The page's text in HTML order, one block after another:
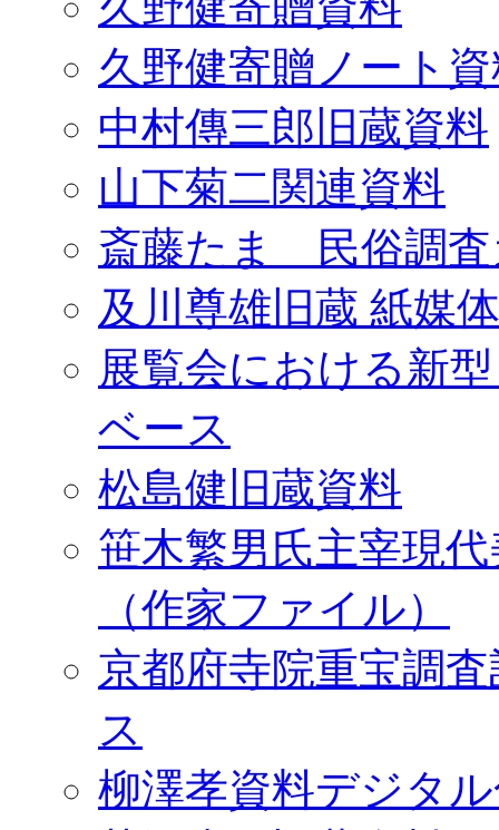
久野健寄贈ノート
中村傳三郎旧蔵資料
山下菊二関連資料
斎藤たま 民俗調査
及川尊雄旧蔵 紙媒
展覧会における新
ベース
松島健旧蔵資料
笹木繁男氏主宰現
（作家ファイル）
京都府寺院重宝調
ス
柳澤孝資料デジタ